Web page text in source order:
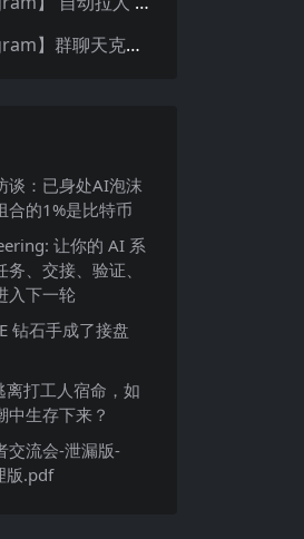
【Telegram】群聊天克隆｜群复制 ｜Telegram 历史记录转发
谈：已身处AI泡沫
合的1%是比特币
让你的 AI 系
、交接、验证、
入下一轮
钻石手成了接盘
离打工人宿命，如
中生存下来？
交流会-泄漏版-
版.pdf